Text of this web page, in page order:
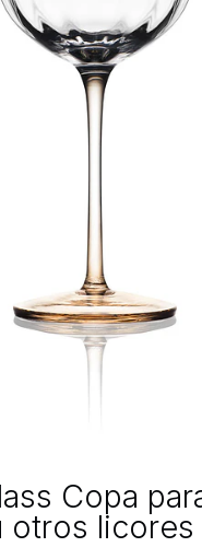
Copa
otros licores